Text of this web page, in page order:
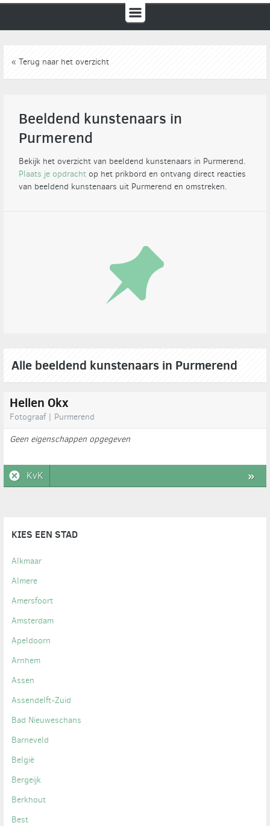
« Terug naar het overzicht
Beeldend kunstenaars in
Purmerend
Bekijk het overzicht van beeldend kunstenaars in Purmerend.
Plaats je opdracht op het prikbord en ontvang direct reacties
van beeldend kunstenaars uit Purmerend en omstreken.
Alle beeldend kunstenaars in Purmerend
Hellen Okx
Fotograaf | Purmerend
Geen eigenschappen opgegeven
KvK »
KIES EEN STAD
Alkmaar
Almere
Amersfoort
Amsterdam
Apeldoorn
Arnhem
Assen
Assendelft-Zuid
Bad Nieuweschans
Barneveld
België
Bergeijk
Berkhout
Best